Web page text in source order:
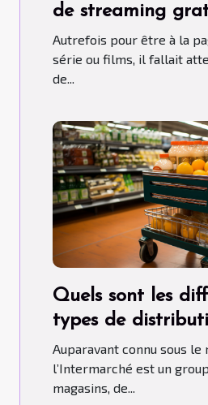
de streaming
Autrefois pour être à la
série ou films, il fallait
de...
Quels sont les
types de
qu’adopte
Auparavant connu sous le
l’Intermarché est un
magasins, de...